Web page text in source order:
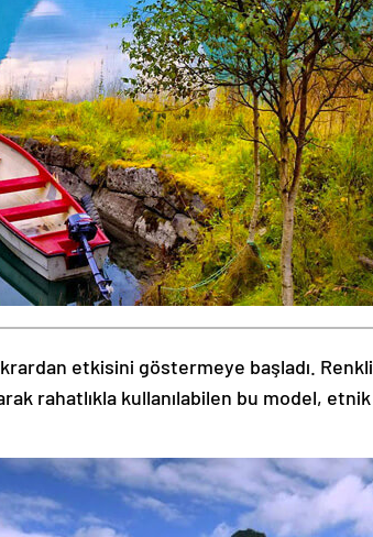
etkisini göstermeye başladı. Renkli
rahatlıkla kullanılabilen bu model, etnik